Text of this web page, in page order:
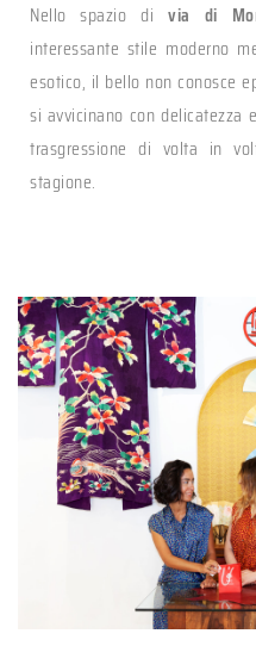
Nello spazio di via di
interessante stile moderno
esotico, il bello non conosce
si avvicinano con delicatezza
trasgressione di volta in
stagione.